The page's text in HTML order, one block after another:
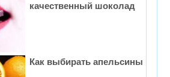
качественный шоколад
Как выбирать апельсины